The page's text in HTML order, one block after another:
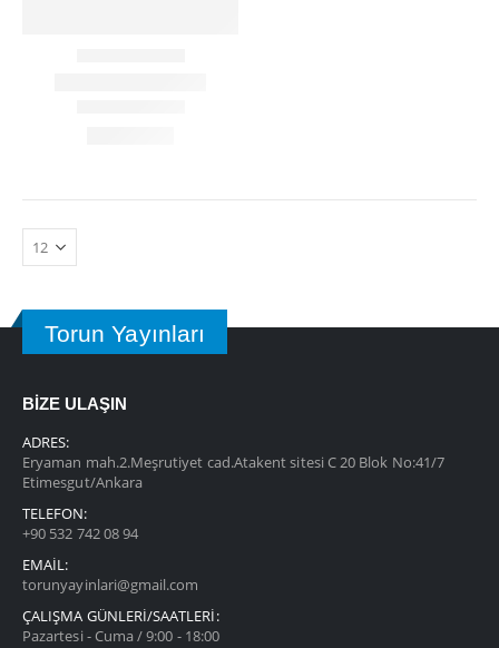
Torun Yayınları
BİZE ULAŞIN
ADRES:
Eryaman mah.2.Meşrutiyet cad.Atakent sitesi C 20 Blok No:41/7
Etimesgut/Ankara
TELEFON:
+90 532 742 08 94
EMAIL:
torunyayinlari@gmail.com
ÇALIŞMA GÜNLERİ/SAATLERİ:
Pazartesi - Cuma / 9:00 - 18:00